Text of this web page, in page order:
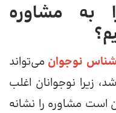
به مشاوره
نوجوان می‌تواند
زیرا نوجوانان اغلب
مشاوره را نشانه